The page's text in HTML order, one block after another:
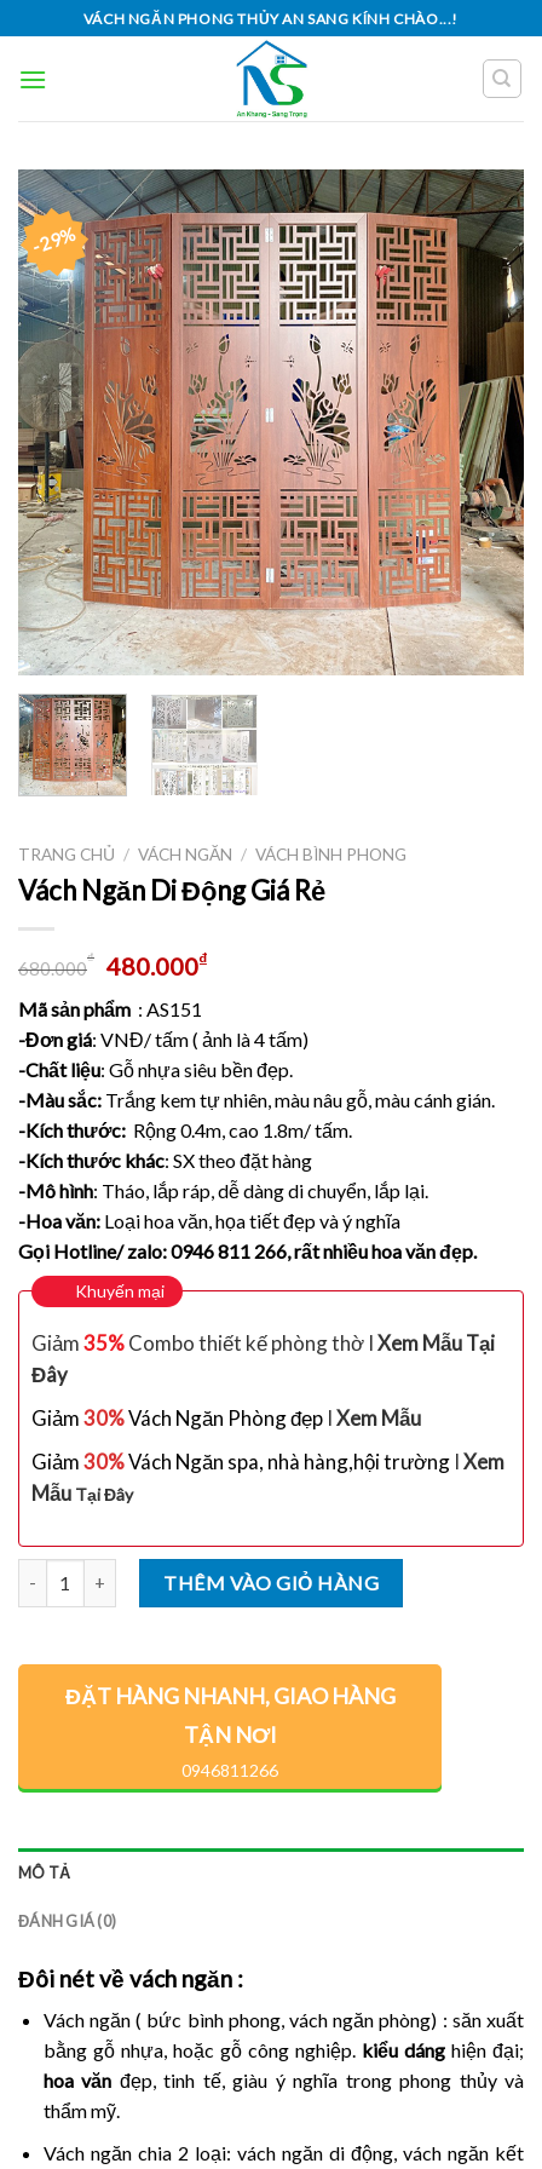
to
content
VÁCH NGĂN PHONG THỦY AN SANG KÍNH CHÀO...!
-29%
TRANG CHỦ / VÁCH NGĂN / VÁCH BÌNH PHONG
Vách Ngăn Di Động Giá Rẻ
680.000
₫ 480.000₫
Mã sản phẩm : AS151
-Đơn giá: VNĐ/ tấm ( ảnh là 4 tấm)
-Chất liệu: Gỗ nhựa siêu bền đẹp.
-Màu sắc: Trắng kem tự nhiên, màu nâu gỗ, màu cánh gián.
-Kích thước: Rộng 0.4m, cao 1.8m/ tấm.
-Kích thước khác: SX theo đặt hàng
-Mô hình: Tháo, lắp ráp, dễ dàng di chuyển, lắp lại.
-Hoa văn: Loại hoa văn, họa tiết đẹp và ý nghĩa
Gọi Hotline/ zalo: 0946 811 266, rất nhiều hoa văn đẹp.
Khuyến mại
Giảm35%Combo thiết kế phòng thờ IXem Mẫu Tại
Đây
Giảm30%Vách Ngăn Phòng đẹp IXem Mẫu
Giảm30%Vách Ngăn spa, nhà hàng,hội trường IXem
Mẫu Tại Đây
THÊM VÀO GIỎ HÀNG
ĐẶT HÀNG NHANH, GIAO HÀNG
TẬN NƠI
0946811266
MÔ TẢ
ĐÁNH GIÁ (0)
Đôi nét về vách ngăn :
Vách ngăn ( bức bình phong, vách ngăn phòng) : săn xuất
bằng gỗ nhựa, hoặc gỗ công nghiệp. kiểu dáng hiện đại;
hoa văn đẹp, tinh tế, giàu ý nghĩa trong phong thủy và
thẩm mỹ.
Vách ngăn chia 2 loại: vách ngăn di động, vách ngăn kết